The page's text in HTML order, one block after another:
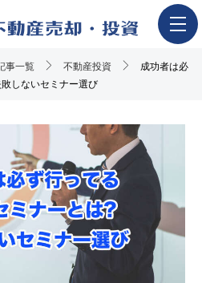
事一覧 不動産投資
成功者は必
しないセミナー選び